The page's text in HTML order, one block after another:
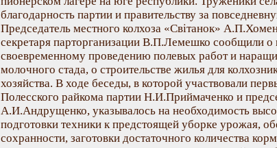
благодарность партии и правительству за
Председатель местного колхоза «Світанок»
секретаря парторганизации В.П.Лемешко сообщили
своевременному проведению полевых работ и
молочного стада, о строительстве жилья для
хозяйства. В ходе беседы, в которой участвовали
Полесского райкома партии Н.И.Приймаченко и
А.И.Андрущенко, указывалось на необходимость
подготовки техники к предстоящей уборке урожая,
сохранности, заготовки достаточного количества